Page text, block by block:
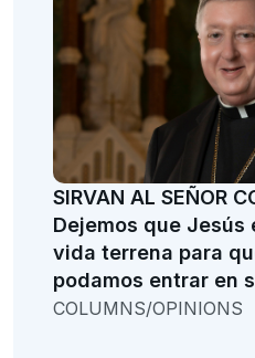
SIRVAN AL SEÑOR
Dejemos que Jesús
vida terrena para
podamos entrar en
COLUMNS/OPINIONS